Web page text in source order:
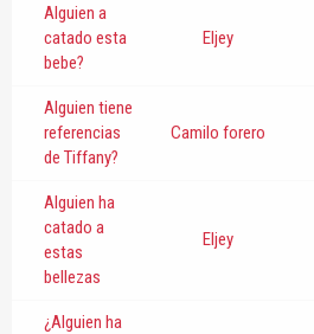
Alguien a
catado esta
bebe?
Eljey
Alguien tiene
referencias
de Tiffany?
Camilo forero
Alguien ha
catado a
estas
bellezas
Eljey
¿Alguien ha